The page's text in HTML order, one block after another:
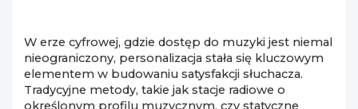
W erze cyfrowej, gdzie dostęp do muzyki jest niemal
nieograniczony, personalizacja stała się kluczowym
elementem w budowaniu satysfakcji słuchacza.
Tradycyjne metody, takie jak stacje radiowe o
określonym profilu muzycznym, czy statyczne